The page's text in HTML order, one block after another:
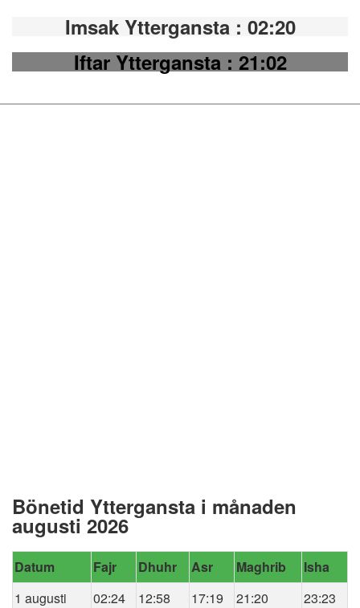
Imsak Yttergansta : 02:20
Iftar Yttergansta: 21:02
Bönetid Yttergansta i månaden
augusti 2026
Datum Fajr Dhuhr Asr Maghrib
Isha
1 augusti
02:24 12:58 17:19 21:20
23:23